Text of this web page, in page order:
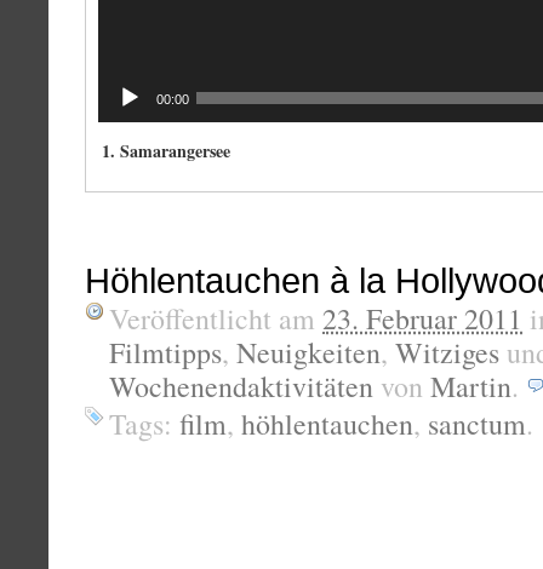
00:00
1. Samarangersee
Höhlentauchen à la
Veröffentlicht am 23. Februar 2011
Filmtipps, Neuigkeiten, Witziges
Wochenendaktivitäten von Martin.
Tags: film, höhlentauchen, sanctum.